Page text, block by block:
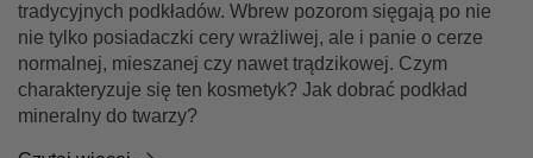
tradycyjnych podkładów. Wbrew pozorom sięgają po nie
nie tylko posiadaczki cery wrażliwej, ale i panie o cerze
normalnej, mieszanej czy nawet trądzikowej. Czym
charakteryzuje się ten kosmetyk? Jak dobrać podkład
mineralny do twarzy?